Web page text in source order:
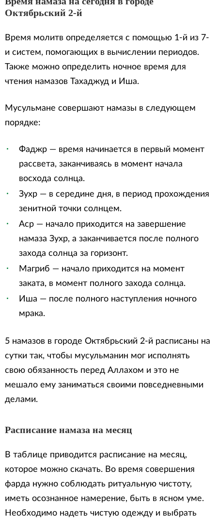
Октябрьский 2-й
Время молитв определяется с помощью 1-й из 7-
и систем, помогающих в вычислении периодов.
Также можно определить ночное время для
чтения намазов Тахаджуд и Иша.
Мусульмане совершают намазы в следующем
порядке:
Фаджр — время начинается в первый момент
рассвета, заканчиваясь в момент начала
восхода солнца.
Зухр — в середине дня, в период прохождения
зенитной точки солнцем.
Аср — начало приходится на завершение
намаза Зухр, а заканчивается после полного
захода солнца за горизонт.
Магриб — начало приходится на момент
заката, в момент полного захода солнца.
Иша — после полного наступления ночного
мрака.
5 намазов в городе Октябрьский 2-й расписаны на
сутки так, чтобы мусульманин мог исполнять
свою обязанность перед Аллахом и это не
мешало ему заниматься своими повседневными
делами.
Расписание намаза на месяц
В таблице приводится расписание на месяц,
которое можно скачать. Во время совершения
фарда нужно соблюдать ритуальную чистоту,
иметь осознанное намерение, быть в ясном уме.
Необходимо надеть чистую одежду и выбрать